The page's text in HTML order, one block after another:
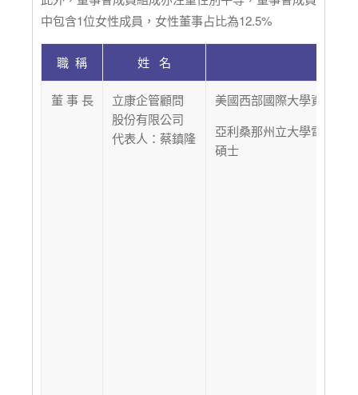
中包含1位女性成員，女性董事占比為12.5%
職 稱 姓 名
董 事 長
立康企管顧問
股份有限公司
代表人：蔡鎮隆
美國西部國際大學資訊系
亞利桑那州立大學電子電
碩士